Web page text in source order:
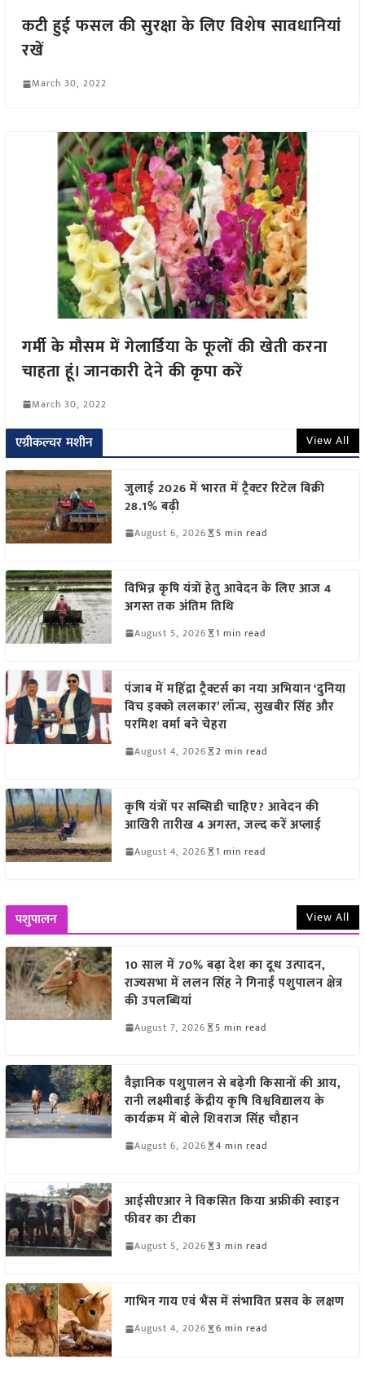
कटी हुई फसल की सुरक्षा के लिए विशेष सावधानियां
रखें
March 30, 2022
गर्मी के मौसम में गेलार्डिया के फूलों की खेती करना
चाहता हूं। जानकारी देने की कृपा करें
March 30, 2022
एग्रीकल्चर मशीन View All
जुलाई 2026 में भारत में ट्रैक्टर रिटेल बिक्री
28.1% बढ़ी
August 6, 2026 5 min read
विभिन्न कृषि यंत्रों हेतु आवेदन के लिए आज 4
अगस्त तक अंतिम तिथि
August 5, 2026 1 min read
पंजाब में महिंद्रा ट्रैक्टर्स का नया अभियान ‘दुनिया
विच इक्को ललकार’ लॉन्च, सुखबीर सिंह और
परमिश वर्मा बने चेहरा
August 4, 2026 2 min read
कृषि यंत्रों पर सब्सिडी चाहिए? आवेदन की
आखिरी तारीख 4 अगस्त, जल्द करें अप्लाई
August 4, 2026 1 min read
पशुपालन View All
10 साल में 70% बढ़ा देश का दूध उत्पादन,
राज्यसभा में ललन सिंह ने गिनाईं पशुपालन क्षेत्र
की उपलब्धियां
August 7, 2026 5 min read
वैज्ञानिक पशुपालन से बढ़ेगी किसानों की आय,
रानी लक्ष्मीबाई केंद्रीय कृषि विश्वविद्यालय के
कार्यक्रम में बोले शिवराज सिंह चौहान
August 6, 2026 4 min read
आईसीएआर ने विकसित किया अफ्रीकी स्वाइन
फीवर का टीका
August 5, 2026 3 min read
गाभिन गाय एवं भैंस में संभावित प्रसव के लक्षण
August 4, 2026 6 min read